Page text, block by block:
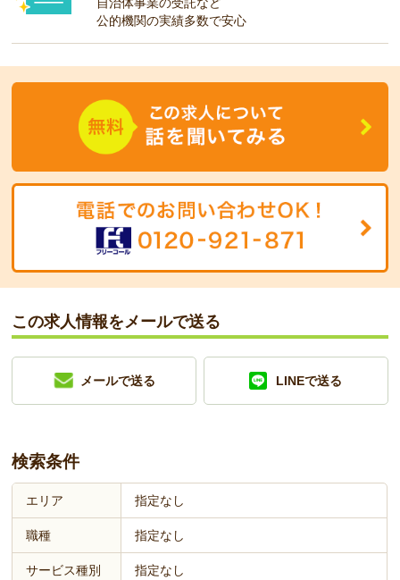
公的機関の実績多数で安心
この求人情報をメールで送る
メールで送る LINEで送る
検索条件
エリア 指定なし
職種 指定なし
サービス種別 指定なし